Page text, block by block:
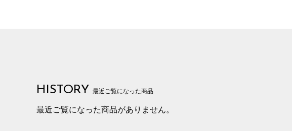
HISTORY 最近ご覧になった商品
最近ご覧になった商品がありません。